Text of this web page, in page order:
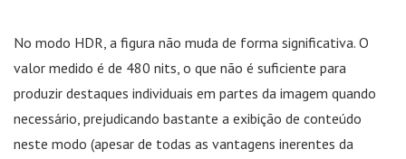
No modo HDR, a figura não muda de forma significativa. O
valor medido é de 480 nits, o que não é suficiente para
produzir destaques individuais em partes da imagem quando
necessário, prejudicando bastante a exibição de conteúdo
neste modo (apesar de todas as vantagens inerentes da